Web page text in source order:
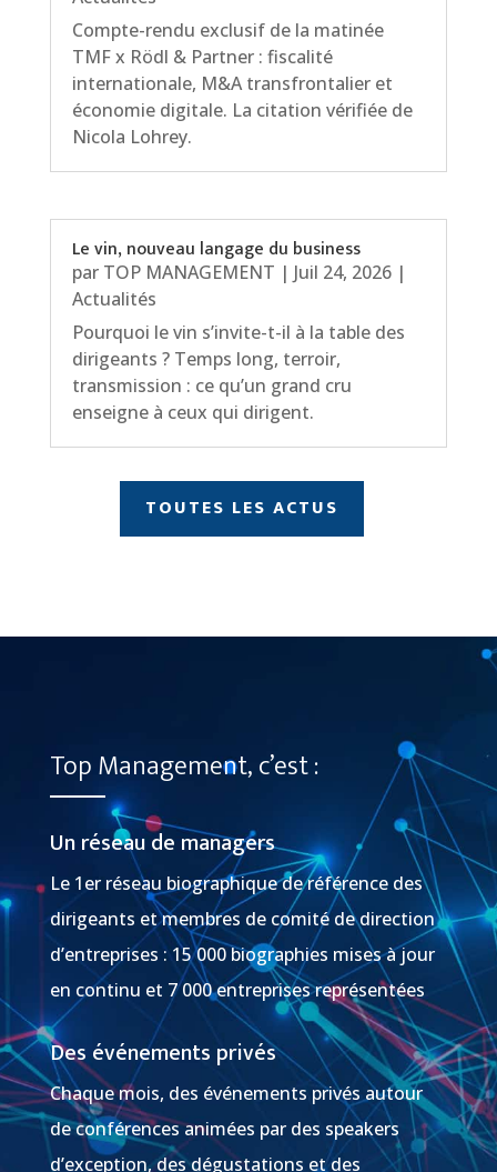
Compte-rendu exclusif de la matinée
TMF x Rödl & Partner : fiscalité
internationale, M&A transfrontalier et
économie digitale. La citation vérifiée de
Nicola Lohrey.
Le vin, nouveau langage du business
par TOP MANAGEMENT | Juil 24, 2026|
Actualités
Pourquoi le vin s’invite-t-il à la table des
dirigeants ? Temps long, terroir,
transmission : ce qu’un grand cru
enseigne à ceux qui dirigent.
TOUTES LES ACTUS
Top Management, c’est :
Un réseau de managers
Le 1er réseau biographique de référence des
dirigeants et membres de comité de direction
d’entreprises : 15 000 biographies mises à jour
en continu et 7 000 entreprises représentées
Des événements privés
Chaque mois, des événements privés autour
de conférences animées par des speakers
d’exception, des dégustations et des